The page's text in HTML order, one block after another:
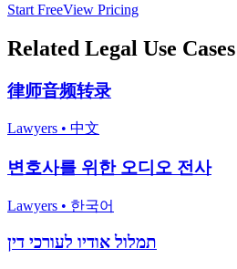
Start FreeView Pricing
Related Legal Use Cases
律师音频转录
Lawyers • 中文
변호사를 위한 오디오 전사
Lawyers • 한국어
תמלול אודיו לעורכי דין